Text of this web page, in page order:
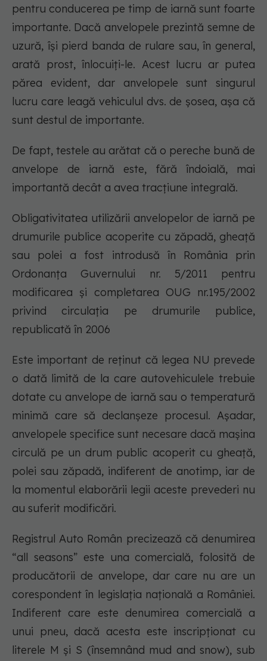
pentru conducerea pe timp de iarnă sunt foarte
importante. Dacă anvelopele prezintă semne de
uzură, își pierd banda de rulare sau, în general,
arată prost, înlocuiți-le. Acest lucru ar putea
părea evident, dar anvelopele sunt singurul
lucru care leagă vehiculul dvs. de șosea, așa că
sunt destul de importante.
De fapt, testele au arătat că o pereche bună de
anvelope de iarnă este, fără îndoială, mai
importantă decât a avea tracțiune integrală.
Obligativitatea utilizării anvelopelor de iarnă pe
drumurile publice acoperite cu zăpadă, gheață
sau polei a fost introdusă în România prin
Ordonanța Guvernului nr. 5/2011 pentru
modificarea și completarea OUG nr.195/2002
privind circulația pe drumurile publice,
republicată în 2006
Este important de reținut că legea NU prevede
o dată limită de la care autovehiculele trebuie
dotate cu anvelope de iarnă sau o temperatură
minimă care să declanșeze procesul. Așadar,
anvelopele specifice sunt necesare dacă mașina
circulă pe un drum public acoperit cu gheață,
polei sau zăpadă, indiferent de anotimp, iar de
la momentul elaborării legii aceste prevederi nu
au suferit modificări.
Registrul Auto Român precizează că denumirea
“all seasons” este una comercială, folosită de
producătorii de anvelope, dar care nu are un
corespondent în legislația națională a României.
Indiferent care este denumirea comercială a
unui pneu, dacă acesta este inscripționat cu
literele M şi S (însemnând mud and snow), sub